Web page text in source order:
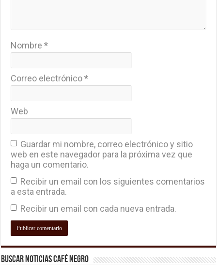
Nombre*
Correo electrónico*
Web
Guardar mi nombre, correo electrónico y sitio
web en este navegador para la próxima vez que
haga un comentario.
Recibir un email con los siguientes comentarios
a esta entrada.
Recibir un email con cada nueva entrada.
Buscar Noticias Café Negro